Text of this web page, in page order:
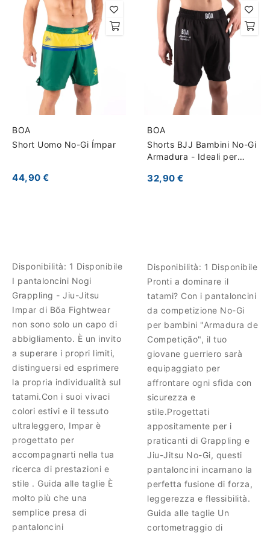
BOA
Short Uomo No-Gi Ímpar
44,90 €
Disponibilità: 1 Disponibile
I pantaloncini Nogi
Grappling - Jiu-Jitsu
Impar di Bõa Fightwear
non sono solo un capo di
abbigliamento. È un invito
a superare i propri limiti,
distinguersi ed esprimere
la propria individualità sul
tatami.Con i suoi vivaci
colori estivi e il tessuto
ultraleggero, Impar è
progettato per
accompagnarti nella tua
ricerca di prestazioni e
stile . Guida alle taglie È
molto più che una
semplice presa di
pantaloncini
BOA
Shorts BJJ Bambini No-Gi
Armadura - Ideali per
32,90 €
Disponibilità: 1 Disponibile
Pronti a dominare il
tatami? Con i pantaloncini
da competizione No-Gi
per bambini "Armadura de
Competição", il tuo
giovane guerriero sarà
equipaggiato per
affrontare ogni sfida con
sicurezza e
stile.Progettati
appositamente per i
praticanti di Grappling e
Jiu-Jitsu No-Gi, questi
pantaloncini incarnano la
perfetta fusione di forza,
leggerezza e flessibilità.
Guida alle taglie Un
cortometraggio di